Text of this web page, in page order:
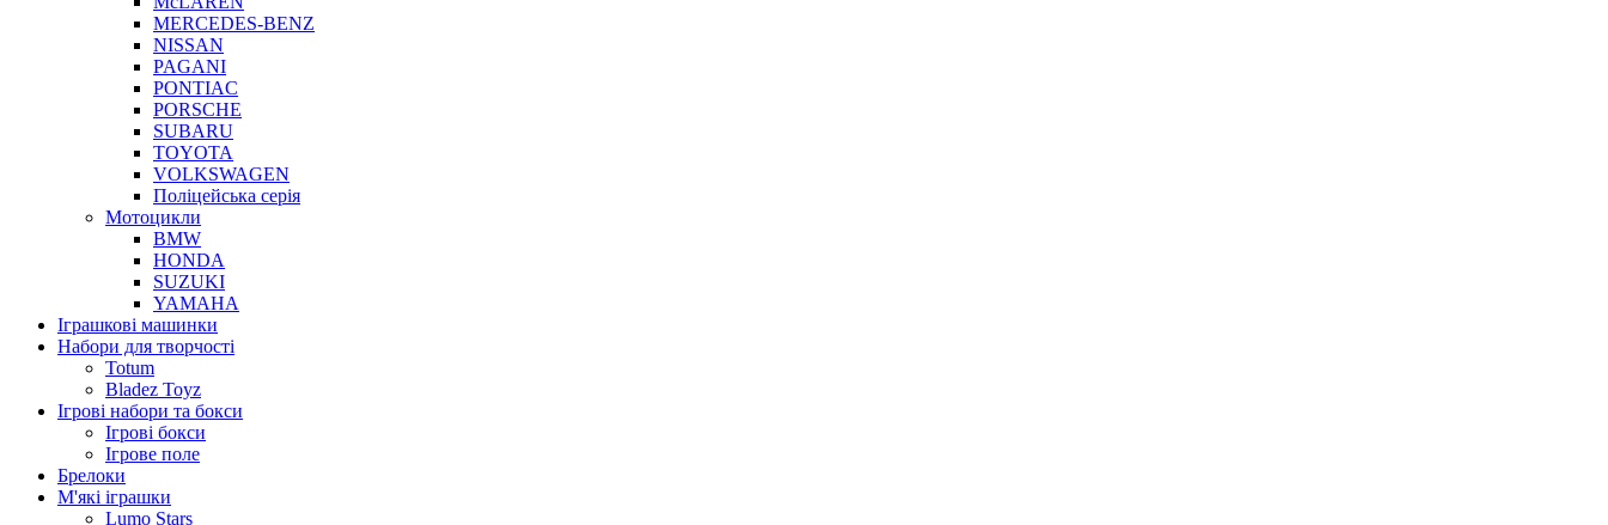
MERCEDES-BENZ
NISSAN
PAGANI
PONTIAC
PORSCHE
SUBARU
TOYOTA
VOLKSWAGEN
Поліцейська серія
Мотоцикли
BMW
HONDA
SUZUKI
YAMAHA
Іграшкові машинки
Набори для творчості
Totum
Bladez Toyz
Ігрові набори та бокси
Ігрові бокси
Ігрове поле
Брелоки
М'які іграшки
Lumo Stars